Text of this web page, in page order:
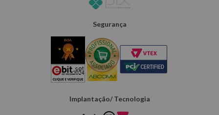
Segurança
Implantação/ Tecnologia